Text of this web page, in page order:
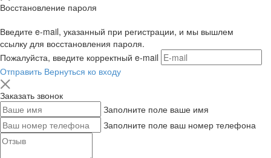
Восстановление пароля
Введите e-mail, указанный при регистрации, и мы вышлем
ссылку для восстановления пароля.
Пожалуйста, введите корректный e-mail
Отправить Вернуться ко входу
Заказать звонок
Заполните поле ваше имя
Заполните поле ваш номер телефона